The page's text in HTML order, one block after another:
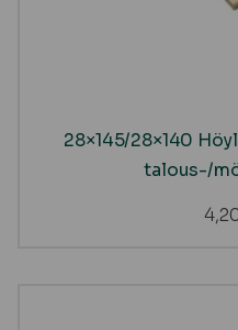
28×145/28×140
talous-/